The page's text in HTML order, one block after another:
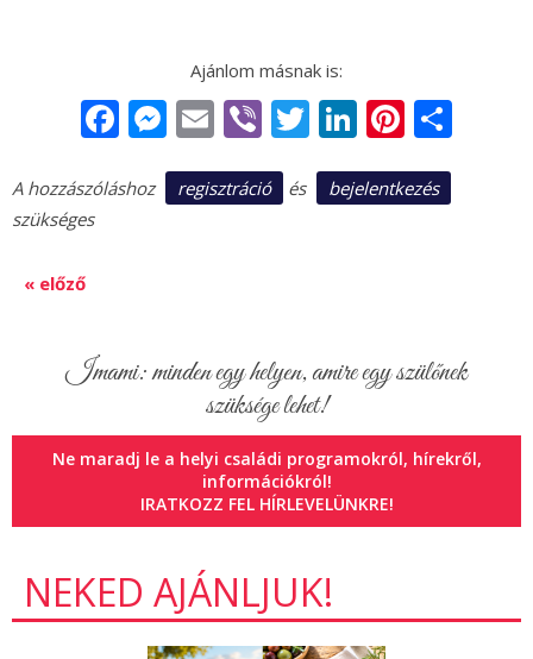
Facebook
Messenger
EmailViberTwitter
LinkedIn
A hozzászóláshoz regisztráció és
bejelentkezés
szükséges
« előző
Imami: minden egy helyen, amire egy szülőnek
szüksége lehet!
Ne maradj le a helyi családi programokról, hírekről,
információkról!
IRATKOZZ FEL HÍRLEVELÜNKRE!
NEKED AJÁNLJUK!